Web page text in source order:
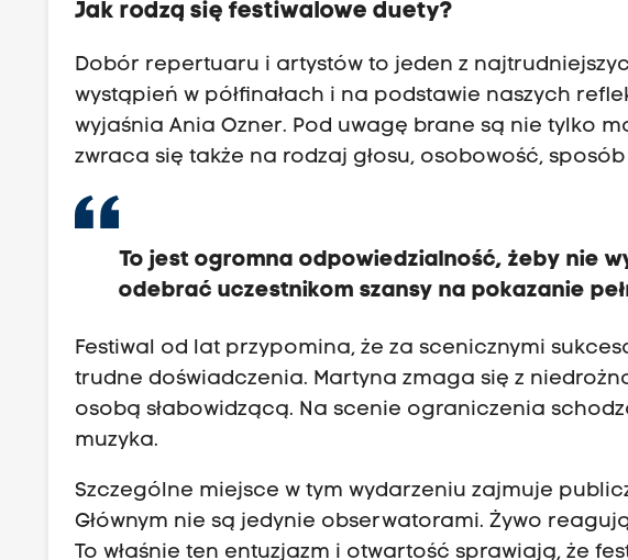
Jak rodzą się festiwalowe duety?
Dobór repertuaru i artystów to jeden z
wystąpień w półfinałach i na podstawie naszych
wyjaśnia Ania Ozner. Pod uwagę brane są nie tylko
zwraca się także na rodzaj głosu, osobowość,
To jest ogromna odpowiedzialność, żeby nie
odebrać uczestnikom szansy na pokazanie
Festiwal od lat przypomina, że za scenicznymi
trudne doświadczenia. Martyna zmaga się z
osobą słabowidzącą. Na scenie ograniczenia
muzyka.
Szczególne miejsce w tym wydarzeniu zajmuje
Głównym nie są jedynie obserwatorami. Żywo
To właśnie ten entuzjazm i otwartość sprawiają, że